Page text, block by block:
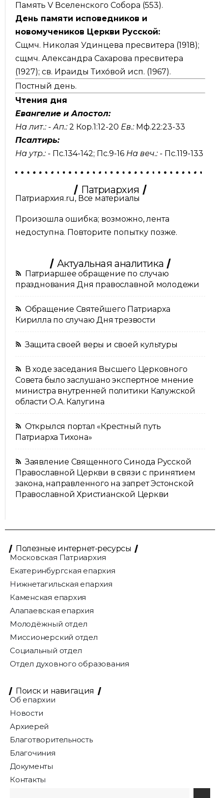
Память V Вселенского Собора (553).
День памяти исповедников и
новомучеников Церкви Русской:
Сщмч. Николая Удинцева пресвитера (1918);
сщмч. Александра Сахарова пресвитера
(1927); св. Ираиды Тихо́вой исп. (1967).
Постный день.
Чтения дня
Евангелие и Апостол:
На лит.: -Ап.:2 Кор.1:12-20 Ев.: Мф.22:23-33
Псалтирь:
На утр.: - Пс.134-142; Пс.9-16 На веч.: - Пс.119-133
Патриархия
Патриархия.ru, Все материалы
Произошла ошибка; возможно, лента
недоступна. Повторите попытку позже.
Актуальная аналитика
Патриаршее обращение по случаю
празднования Дня православной молодежи
Обращение Святейшего Патриарха
Кирилла по случаю Дня трезвости
Защита своей веры и своей культуры
В ходе заседания Высшего Церковного
Совета было заслушано экспертное мнение
министра внутренней политики Калужской
области О.А. Калугина
Открылся портал «Крестный путь
Патриарха Тихона»
Заявление Священного Синода Русской
Православной Церкви в связи с принятием
закона, направленного на запрет Эстонской
Православной Христианской Церкви
Полезные интернет-ресурсы
Московская Патриархия
Екатеринбургская епархия
Нижнетагильская епархия
Каменская епархия
Алапаевская епархия
Молодёжный отдел
Миссионерский отдел
Социальный отдел
Отдел духовного образования
Поиск и навигация
Об епархии
Новости
Архиерей
Благотворительность
Благочиния
Документы
Контакты